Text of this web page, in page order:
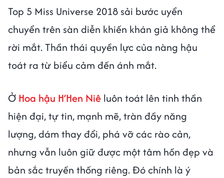
Top 5 Miss Universe 2018 sải bước uyển
chuyển trên sàn diễn khiến khán giả không thể
rời mắt. Thần thái quyền lực của nàng hậu
toát ra từ biểu cảm đến ánh mắt.
Ở Hoa hậu H’Hen Niê luôn toát lên tinh thần
hiện đại, tự tin, mạnh mẽ, tràn đầy năng
lượng, dám thay đổi, phá vỡ các rào cản,
nhưng vẫn luôn giữ được một tâm hồn đẹp và
bản sắc truyền thống riêng. Đó chính là ý